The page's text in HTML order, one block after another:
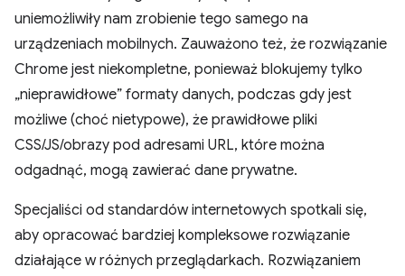
uniemożliwiły nam zrobienie tego samego na
urządzeniach mobilnych. Zauważono też, że rozwiązanie
Chrome jest niekompletne, ponieważ blokujemy tylko
„nieprawidłowe” formaty danych, podczas gdy jest
możliwe (choć nietypowe), że prawidłowe pliki
CSS/JS/obrazy pod adresami URL, które można
odgadnąć, mogą zawierać dane prywatne.
Specjaliści od standardów internetowych spotkali się,
aby opracować bardziej kompleksowe rozwiązanie
działające w różnych przeglądarkach. Rozwiązaniem